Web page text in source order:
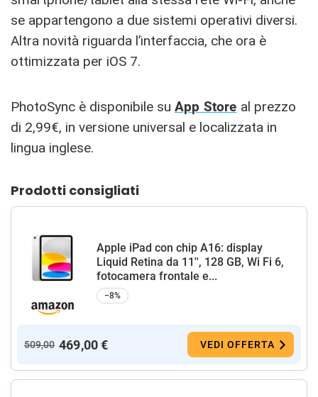
se appartengono a due sistemi operativi diversi.
Altra novità riguarda l’interfaccia, che ora è
ottimizzata per iOS 7.
PhotoSync è disponibile su App Store al prezzo
di 2,99€, in versione universal e localizzata in
lingua inglese.
Prodotti consigliati
Apple iPad con chip A16: display
Liquid Retina da 11'', 128 GB, Wi Fi 6,
fotocamera frontale e...
−8%
509,00 469,00 € VEDI OFFERTA